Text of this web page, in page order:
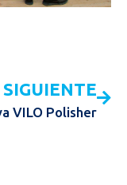
SIGUIENTE
VILO Polisher